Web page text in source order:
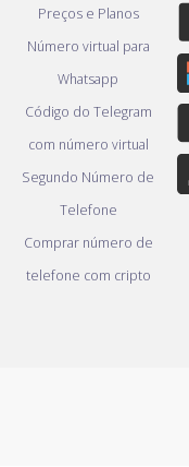
Preços e Planos
Número virtual para
Whatsapp
Código do Telegram
com número virtual
Segundo Número de
Telefone
Comprar número de
telefone com cripto